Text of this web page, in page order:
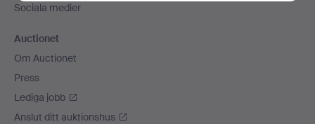
Sociala medier
Auctionet
Om Auctionet
Press
Lediga jobb
Anslut ditt auktionshus